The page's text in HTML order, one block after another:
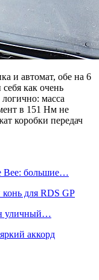
и автомат, обе на 6
как очень
масса
в 151 Нм не
коробки передач
Bee: большие…
для RDS GP
уличный…
аккорд